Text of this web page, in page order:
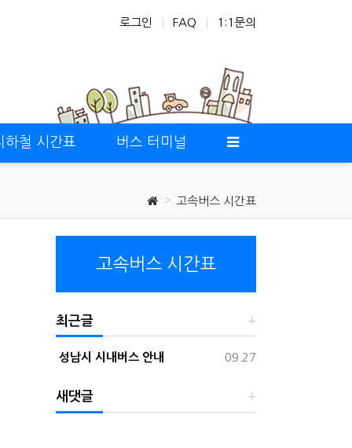
로그인 FAQ 1:1문의
하철 시간표 버스 터미널
고속버스 시간표
고속버스 시간표
최근글
등록일
09.27
성남시 시내버스 안내
새댓글